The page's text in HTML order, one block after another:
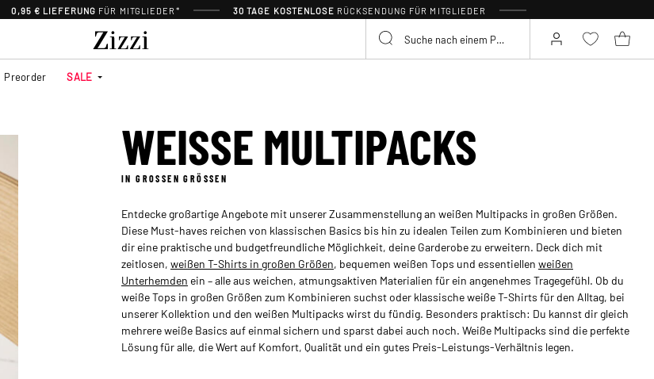
0,95 € LIEFERUNG FÜR MITGLIEDER* 30 TAGE KOSTENLOSE RÜCKSENDUNG FÜR MITGLIEDER
Preorder SALE
WEISSE MULTIPACKS
IN GROSSEN GRÖSSEN
Entdecke großartige Angebote mit unserer Zusammenstellung an weißen Multipacks in großen Größen.
Diese Must-haves reichen von klassischen Basics bis hin zu idealen Teilen zum Kombinieren und bieten
dir eine praktische und budgetfreundliche Möglichkeit, deine Garderobe zu erweitern. Deck dich mit
zeitlosen, weißen T-Shirts in großen Größen, bequemen weißen Tops und essentiellen weißen
Unterhemden ein – alle aus weichen, atmungsaktiven Materialien für ein angenehmes Tragegefühl. Ob du
weiße Tops in großen Größen zum Kombinieren suchst oder klassische weiße T-Shirts für den Alltag, bei
unserer Kollektion und den weißen Multipacks wirst du fündig. Besonders praktisch: Du kannst dir gleich
mehrere weiße Basics auf einmal sichern und sparst dabei auch noch. Weiße Multipacks sind die perfekte
Lösung für alle, die Wert auf Komfort, Qualität und ein gutes Preis-Leistungs-Verhältnis legen.